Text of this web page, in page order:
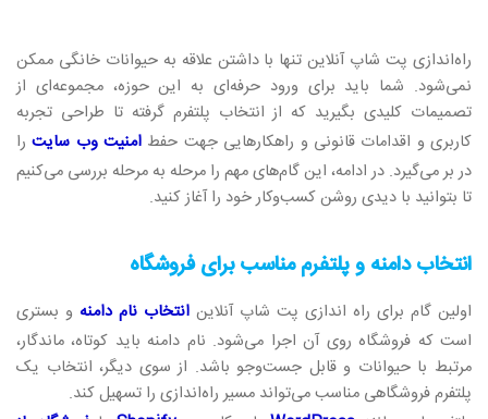
راه‌اندازی پت شاپ آنلاین تنها با داشتن علاقه به حیوانات خانگی ممکن
نمی‌شود. شما باید برای ورود حرفه‌ای به این حوزه، مجموعه‌ای از
تصمیمات کلیدی بگیرید که از انتخاب پلتفرم گرفته تا طراحی تجربه
کاربری و اقدامات قانونی و راهکارهایی جهت حفط امنیت وب سایترا
در بر می‌گیرد. در ادامه، این گام‌های مهم را مرحله به مرحله بررسی می‌کنیم
تا بتوانید با دیدی روشن کسب‌وکار خود را آغاز کنید.
انتخاب دامنه و پلتفرم مناسب برای فروشگاه
اولین گام برای راه‌ اندازی پت شاپ آنلاین انتخاب نام دامنه و بستری
است که فروشگاه روی آن اجرا می‌شود. نام دامنه باید کوتاه، ماندگار،
مرتبط با حیوانات و قابل جست‌وجو باشد. از سوی دیگر، انتخاب یک
پلتفرم فروشگاهی مناسب می‌تواند مسیر راه‌اندازی را تسهیل کند.